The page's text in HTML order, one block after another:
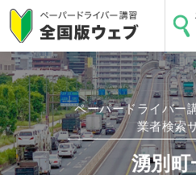
ホー
ペーパードライバー
業者検索
湧別町